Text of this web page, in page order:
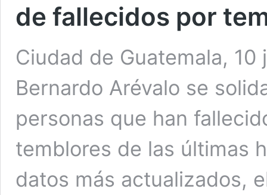
de fallecidos por
Ciudad de Guatemala,
Bernardo Arévalo se
personas que han
temblores de las últimas
datos más actualizados,